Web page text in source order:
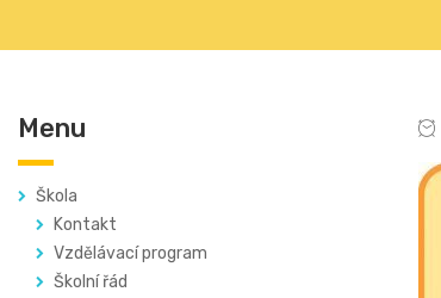
Menu
Škola
Kontakt
Vzdělávací program
Školní řád